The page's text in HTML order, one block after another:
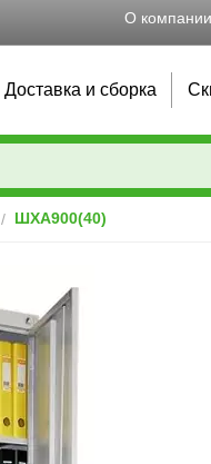
О компании
Доставка и сборка
/ ШХА900(40)